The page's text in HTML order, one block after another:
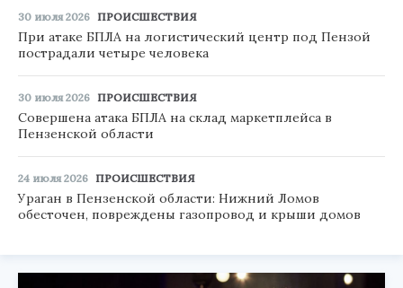
30 июля 2026 ПРОИСШЕСТВИЯ
При атаке БПЛА на логистический центр под Пензой
пострадали четыре человека
30 июля 2026 ПРОИСШЕСТВИЯ
Совершена атака БПЛА на склад маркетплейса в
Пензенской области
24 июля 2026 ПРОИСШЕСТВИЯ
Ураган в Пензенской области: Нижний Ломов
обесточен, повреждены газопровод и крыши домов